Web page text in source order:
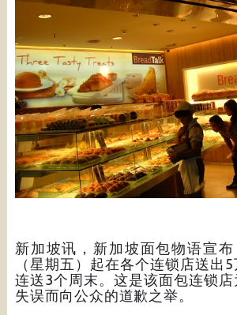
新加坡讯，新加坡面包物语宣
（星期五）起在各个连锁店送出5
连送3个周末。这是该面包连锁
失误而向公众的道歉之举。